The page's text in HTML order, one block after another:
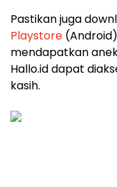
Pastikan juga
Playstore
mendapatkan
Hallo.id dapat
kasih.